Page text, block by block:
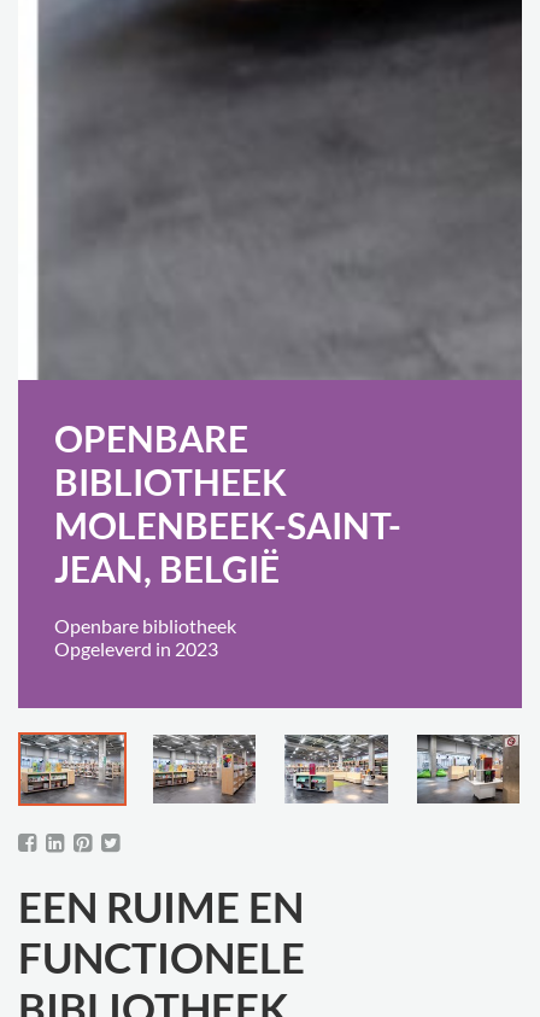
OPENBARE
BIBLIOTHEEK
MOLENBEEK-SAINT-
JEAN, BELGIË
Openbare bibliotheek
Opgeleverd in 2023
EEN RUIME EN
FUNCTIONELE